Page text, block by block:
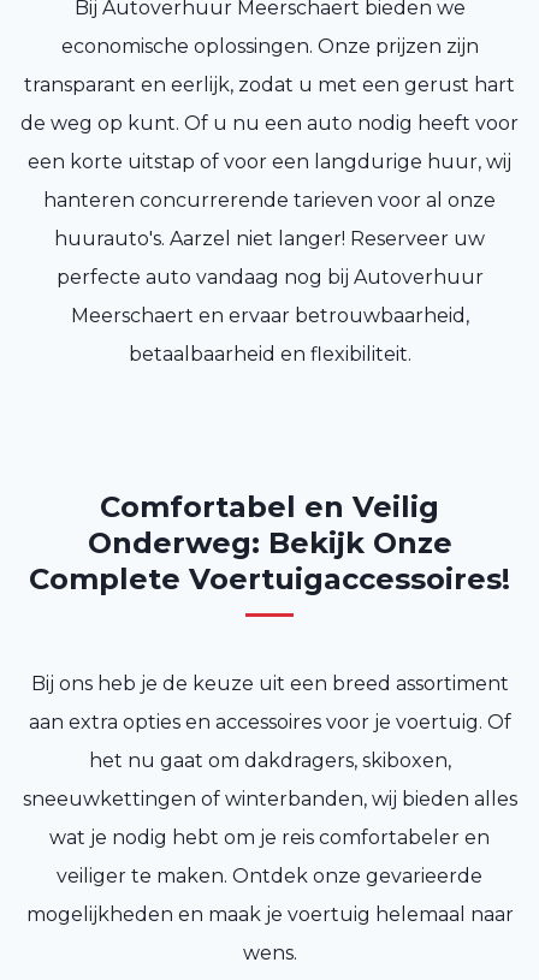
Bij Autoverhuur Meerschaert bieden we
economische oplossingen. Onze prijzen zijn
transparant en eerlijk, zodat u met een gerust hart
de weg op kunt. Of u nu een auto nodig heeft voor
een korte uitstap of voor een langdurige huur, wij
hanteren concurrerende tarieven voor al onze
huurauto's. Aarzel niet langer! Reserveer uw
perfecte auto vandaag nog bij Autoverhuur
Meerschaert en ervaar betrouwbaarheid,
betaalbaarheid en flexibiliteit.
Comfortabel en Veilig
Onderweg: Bekijk Onze
Complete Voertuigaccessoires!
Bij ons heb je de keuze uit een breed assortiment
aan extra opties en accessoires voor je voertuig. Of
het nu gaat om dakdragers, skiboxen,
sneeuwkettingen of winterbanden, wij bieden alles
wat je nodig hebt om je reis comfortabeler en
veiliger te maken. Ontdek onze gevarieerde
mogelijkheden en maak je voertuig helemaal naar
wens.